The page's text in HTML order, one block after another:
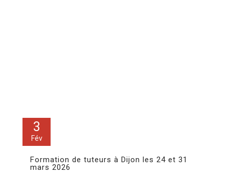
3
Fév
Formation de tuteurs à Dijon les 24 et 31
mars 2026